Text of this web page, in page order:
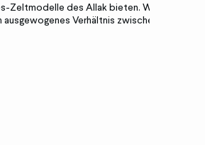
Zeltmodelle des Allakbieten. Wir
Verhältnis zwischen